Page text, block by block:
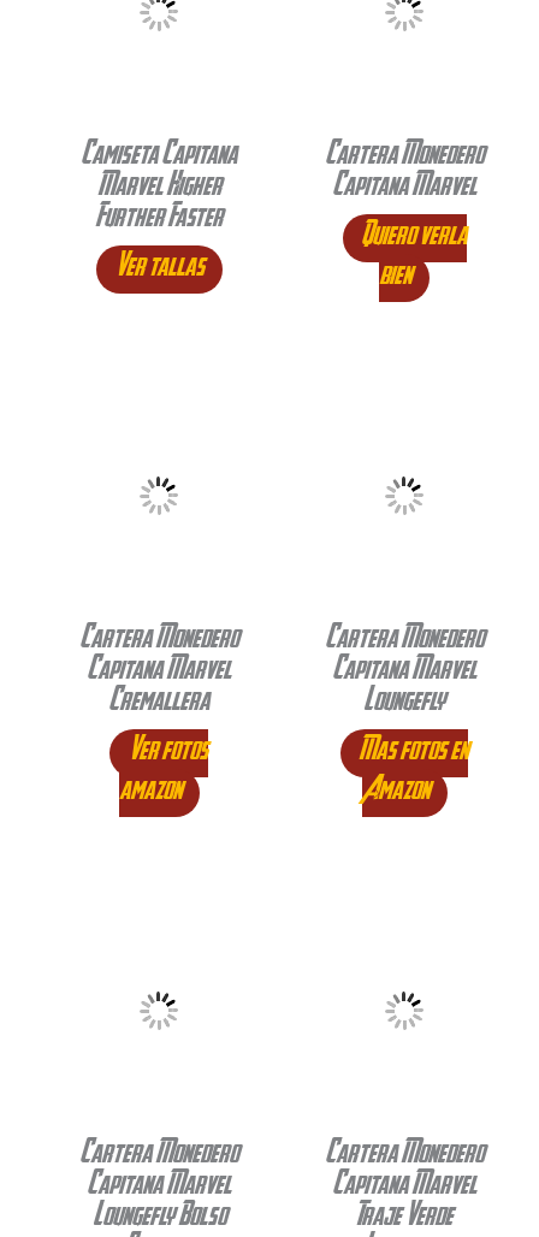
Camiseta Capitana
Marvel Higher
Further Faster
Ver tallas
Cartera Monedero
Capitana Marvel
Quiero verla
bien
Cartera Monedero
Capitana Marvel
Cremallera
Ver fotos
amazon
Cartera Monedero
Capitana Marvel
Loungefly
Mas fotos en
Amazon
Cartera Monedero
Capitana Marvel
Loungefly Bolso
Cartera Monedero
Capitana Marvel
Traje Verde